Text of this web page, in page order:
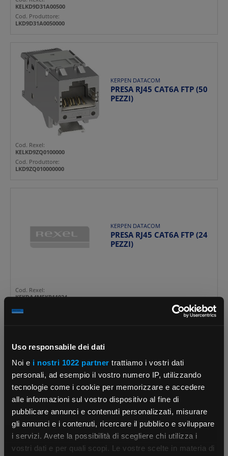
Uso responsabile dei dati
Noi e i nostri 1022 partner trattiamo i vostri dati
personali, ad esempio il vostro numero IP, utilizzando
tecnologie come i cookie per memorizzare e accedere
alle informazioni sul vostro dispositivo al fine di
pubblicare annunci e contenuti personalizzati, misurare
gli annunci e i contenuti, ricercare il pubblico e sviluppare
i servizi. Avete la possibilità di scegliere chi utilizza i
vostri dati e per quali scopi. Le vostre scelte in materia di
×
KELKD9D31A00500
Cod. Produttore:
LKD9D31A0050000
KERPEN DATACOM
PRESA RJ45 CAT6A FTP (50
PEZZI)
Cod. Rexel:
KELKD9ZQ0100000
Cod. Produttore:
LKD9ZQ010000000
KERPEN DATACOM
PRESA RJ45 CAT6A FTP (24
PEZZI)
Cod. Rexel:
KEKDA4M5KR11024
KDA4M5KR1100024
KERPEN DATACOM
PRESA RJ45 CAT6A FTP (50
PEZZI)
Cod. Rexel:
Cod. Produttore: